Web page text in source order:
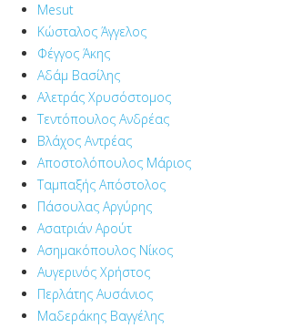
Mesut
Κώσταλος Άγγελος
Φέγγος Άκης
Αδάμ Βασίλης
Αλετράς Χρυσόστομος
Τεντόπουλος Ανδρέας
Βλάχος Αντρέας
Αποστολόπουλος Μάριος
Ταμπαξής Απόστολος
Πάσουλας Αργύρης
Ασατριάν Αρούτ
Ασημακόπουλος Νίκος
Αυγερινός Χρήστος
Περλάτης Αυσάνιος
Μαδεράκης Βαγγέλης